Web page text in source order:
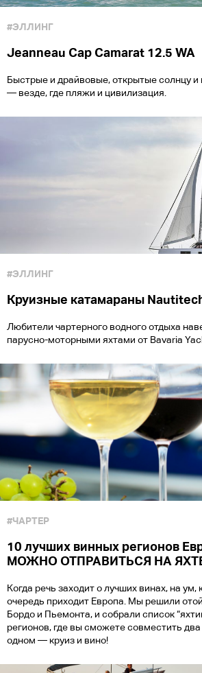
#ЭЛЛИНГ
Jeanneau Cap Camarat 12.5 WA
Быстрые и драйвовые, открытые солнцу и
— везде, где пляжи и цивилизация.
#ЭЛЛИНГ
Круизные катамараны
Любители чартерного водного отдыха
парусно-моторными яхтами от Bavaria
#ЧАРТЕР
10 лучших винных регионов
МОЖНО ОТПРАВИТЬСЯ НА
Когда речь заходит о лучших винах, на ум,
очередь приходит Европа. Мы решили
Бордо и Пьемонта, и собрали список
регионов, где вы сможете совместить
одном — круиз и вино!